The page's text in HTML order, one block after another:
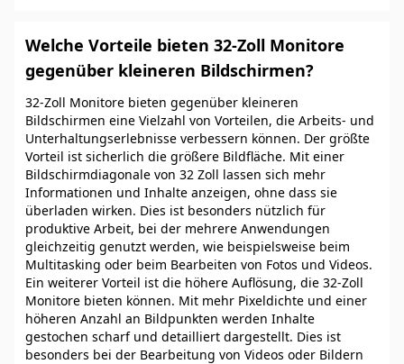
Welche Vorteile bieten 32-Zoll Monitore
gegenüber kleineren Bildschirmen?
32-Zoll Monitore bieten gegenüber kleineren
Bildschirmen eine Vielzahl von Vorteilen, die Arbeits- und
Unterhaltungserlebnisse verbessern können. Der größte
Vorteil ist sicherlich die größere Bildfläche. Mit einer
Bildschirmdiagonale von 32 Zoll lassen sich mehr
Informationen und Inhalte anzeigen, ohne dass sie
überladen wirken. Dies ist besonders nützlich für
produktive Arbeit, bei der mehrere Anwendungen
gleichzeitig genutzt werden, wie beispielsweise beim
Multitasking oder beim Bearbeiten von Fotos und Videos.
Ein weiterer Vorteil ist die höhere Auflösung, die 32-Zoll
Monitore bieten können. Mit mehr Pixeldichte und einer
höheren Anzahl an Bildpunkten werden Inhalte
gestochen scharf und detailliert dargestellt. Dies ist
besonders bei der Bearbeitung von Videos oder Bildern